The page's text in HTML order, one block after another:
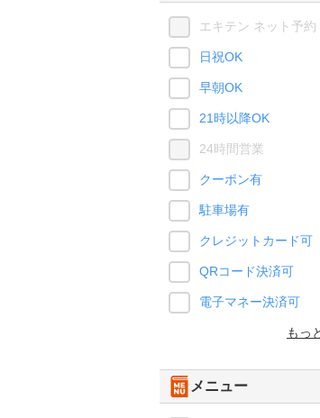
エキテン ネット予約
日祝OK
早朝OK
21時以降OK
24時間営業
クーポン有
駐車場有
クレジットカード可
QRコード決済可
電子マネー決済可
もっ
メニュー